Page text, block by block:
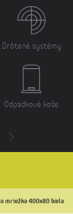
Drôtené systémy
Odpadkové koše
mriežka 400x80 biela